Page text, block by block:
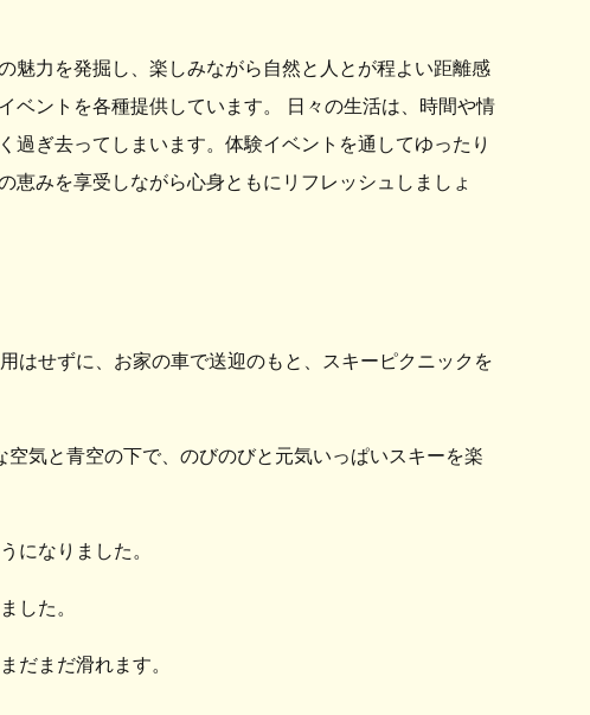
魅力を発掘し、楽しみながら自然と人とが程よい距離感
ベントを各種提供しています。 日々の生活は、時間や情
過ぎ去ってしまいます。体験イベントを通してゆったり
恵みを享受しながら心身ともにリフレッシュしましょ
はせずに、お家の車で送迎のもと、スキーピクニックを
気と青空の下で、のびのびと元気いっぱいスキーを楽
になりました。
した。
だまだ滑れます。